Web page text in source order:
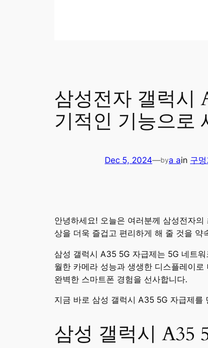
삼성전자 갤럭시
기적인 기능으로
Dec 5, 2024—bya ain 구멍
안녕하세요! 오늘은 여러분께 삼성전자
상을 더욱 즐겁고 편리하게 해 줄 것을 약
삼성 갤럭시 A35 5G 자급제는 5G 네트
월한 카메라 성능과 생생한 디스플레이
완벽한 스마트폰 경험을 선사합니다.
지금 바로 삼성 갤럭시 A35 5G 자급제를
삼성 갤럭시 A35